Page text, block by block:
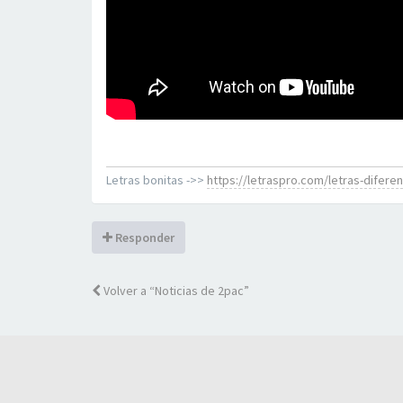
Letras bonitas ->> https://letraspro.com/letras-
Responder
Volver a “Noticias de 2pac”